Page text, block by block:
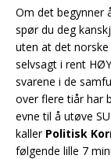
Om det begynner
spør du deg
uten at det
selvsagt i rent
svarene i de
over flere tiår har
evne til å utøve
kaller Politisk
følgende lille 7